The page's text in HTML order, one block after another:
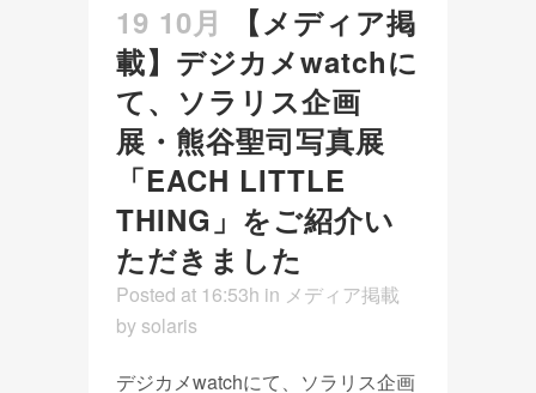
19 10月
【メディア掲
載】デジカメwatchに
て、ソラリス企画
展・熊谷聖司写真展
「EACH LITTLE
THING」をご紹介い
ただきました
Posted at 16:53h in メディア掲載
by solaris
デジカメwatchにて、ソラリス企画